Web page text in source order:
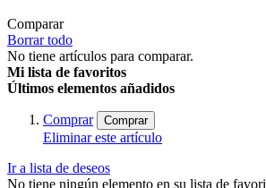
Comparar
Borrar todo
No tiene artículos para comparar.
Mi lista de favoritos
Últimos elementos añadidos
Comprar Comprar
Eliminar este artículo
Ir a lista de deseos
No tiene ningún elemento en su lista de